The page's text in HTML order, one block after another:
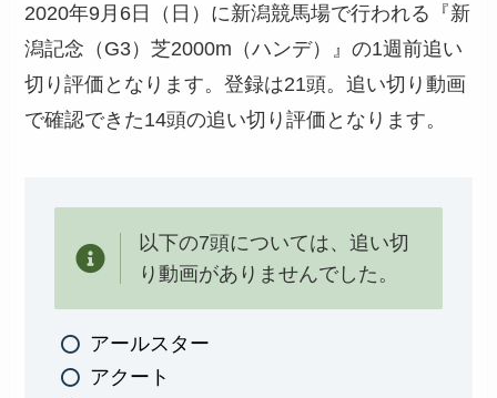
2020年9月6日（日）に新潟競馬場で行われる『新
潟記念（G3）芝2000m（ハンデ）』の1週前追い
切り評価となります。登録は21頭。追い切り動画
で確認できた14頭の追い切り評価となります。
以下の7頭については、追い切
り動画がありませんでした。
アールスター
アクート